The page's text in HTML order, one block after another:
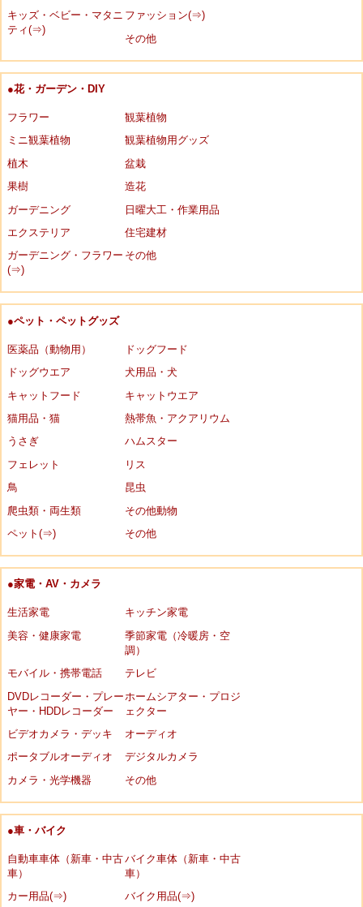
キッズ・ベビー・マタニ
ティ(⇒)
ファッション(⇒)
その他
●花・ガーデン・DIY
フラワー
観葉植物
ミニ観葉植物
観葉植物用グッズ
植木
盆栽
果樹
造花
ガーデニング
日曜大工・作業用品
エクステリア
住宅建材
ガーデニング・フラワー
(⇒)
その他
●ペット・ペットグッズ
医薬品（動物用）
ドッグフード
ドッグウエア
犬用品・犬
キャットフード
キャットウエア
猫用品・猫
熱帯魚・アクアリウム
うさぎ
ハムスター
フェレット
リス
鳥
昆虫
爬虫類・両生類
その他動物
ペット(⇒)
その他
●家電・AV・カメラ
生活家電
キッチン家電
美容・健康家電
季節家電（冷暖房・空
調）
モバイル・携帯電話
テレビ
DVDレコーダー・プレー
ヤー・HDDレコーダー
ホームシアター・プロジ
ェクター
ビデオカメラ・デッキ
オーディオ
ポータブルオーディオ
デジタルカメラ
カメラ・光学機器
その他
●車・バイク
自動車車体（新車・中古
車）
バイク車体（新車・中古
車）
カー用品(⇒)
バイク用品(⇒)